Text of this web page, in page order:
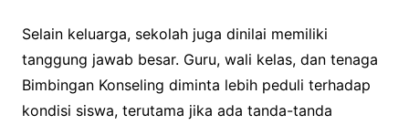
Selain keluarga, sekolah juga dinilai memiliki
tanggung jawab besar. Guru, wali kelas, dan tenaga
Bimbingan Konseling diminta lebih peduli terhadap
kondisi siswa, terutama jika ada tanda-tanda